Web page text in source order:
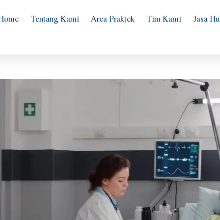
Tentang Kami Area Praktek Tim Kami Jasa